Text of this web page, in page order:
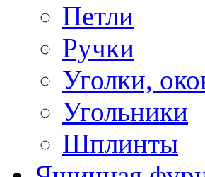
Петли
Ручки
Уголки,
Угольники
Шплинты